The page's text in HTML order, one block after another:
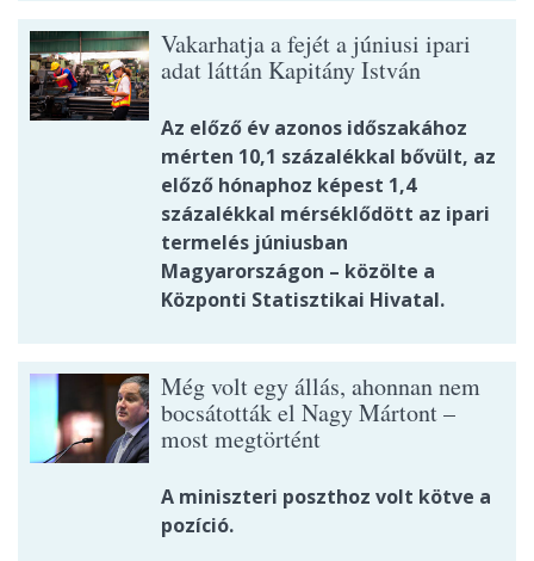
Vakarhatja a fejét a júniusi ipari
adat láttán Kapitány István
Az előző év azonos időszakához
mérten 10,1 százalékkal bővült, az
előző hónaphoz képest 1,4
százalékkal mérséklődött az ipari
termelés júniusban
Magyarországon – közölte a
Központi Statisztikai Hivatal.
Még volt egy állás, ahonnan nem
bocsátották el Nagy Mártont –
most megtörtént
A miniszteri poszthoz volt kötve a
pozíció.